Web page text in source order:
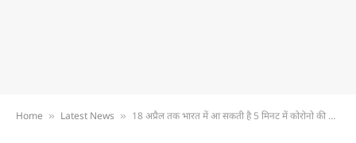
Home » Latest News » 18 अप्रैल तक भारत में आ सकती है 5 मिनट में कोरोनो की जांच करने वाली किट